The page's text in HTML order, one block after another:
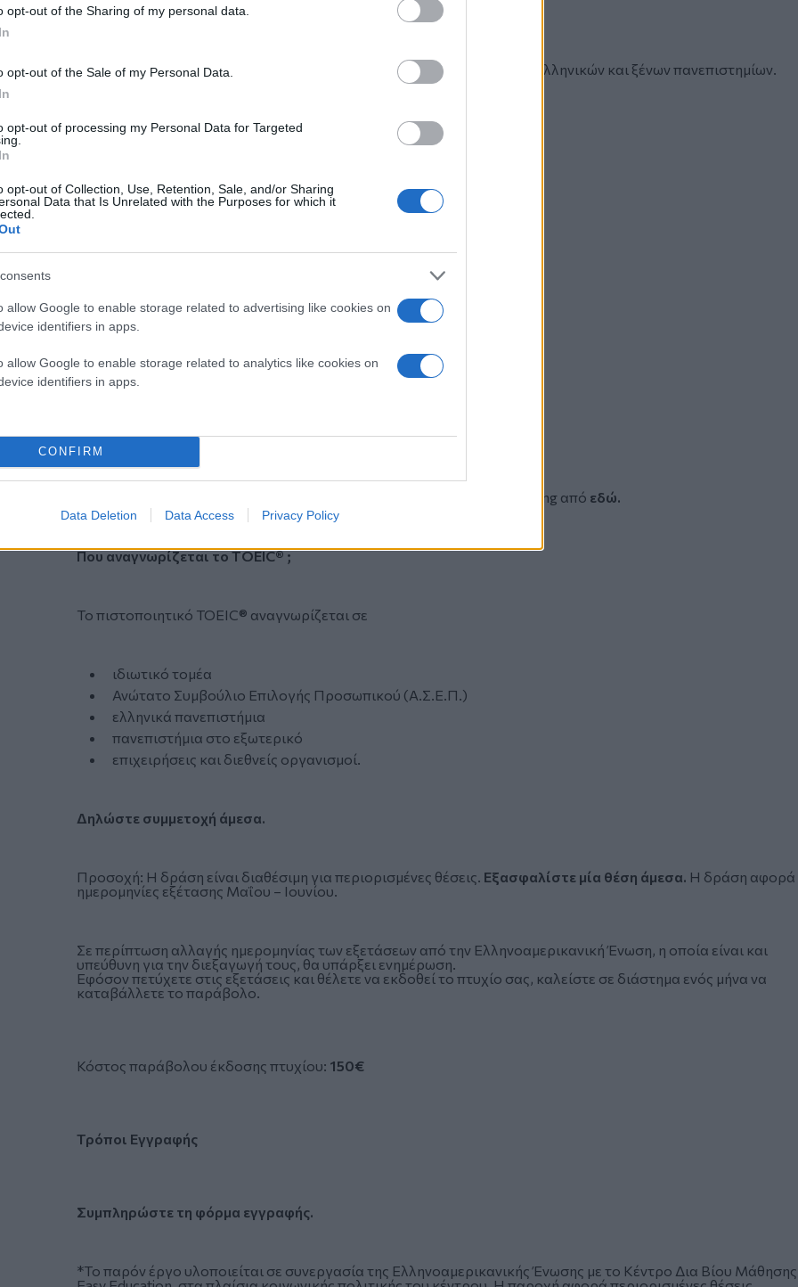
opt-out of the Sharing of my personal data.
opt-out of the Sale of my Personal Data.
opt-out of processing my Personal Data for Targeted
opt-out of Collection, Use, Retention, Sale, and/or Sharing
Data that Is Unrelated with the Purposes for which it
allow Google to enable storage related to advertising like cookies on
identifiers in apps.
allow Google to enable storage related to analytics like cookies on
identifiers in apps.
CONFIRM
Data Deletion Data Access Privacy Policy
*ΔΩΡΕΑΝ παροχές προετοιμασίας συμμετοχής στις εξετάσεις:
1. Πρόσβαση σε ειδικευμένη πλατφόρμα τηλεκατάρτισης σε πρότυπα ελληνικών και ξένων πανεπιστημίων.
2. Παροχή εκπαιδευτικού υλικού (past papers).
Μάθετε για τη Δομή και το περιεχόμενο του TOEIC® Listening and Reading από εδώ.
Που αναγνωρίζεται το TOEIC® ;
Το πιστοποιητικό TOEIC® αναγνωρίζεται σε
ιδιωτικό τομέα
Ανώτατο Συμβούλιο Επιλογής Προσωπικού (Α.Σ.Ε.Π.)
ελληνικά πανεπιστήμια
πανεπιστήμια στο εξωτερικό
επιχειρήσεις και διεθνείς οργανισμοί.
Δηλώστε συμμετοχή άμεσα.
Προσοχή: Η δράση είναι διαθέσιμη για περιορισμένες θέσεις. Εξασφαλίστε μία θέση άμεσα. Η δράση αφορά
ημερομηνίες εξέτασης Μαΐου – Ιουνίου.
Σε περίπτωση αλλαγής ημερομηνίας των εξετάσεων από την Ελληνοαμερικανική Ένωση, η οποία είναι και
υπεύθυνη για την διεξαγωγή τους, θα υπάρξει ενημέρωση.
Εφόσον πετύχετε στις εξετάσεις και θέλετε να εκδοθεί το πτυχίο σας, καλείστε σε διάστημα ενός μήνα να
καταβάλλετε το παράβολο.
Κόστος παράβολου έκδοσης πτυχίου: 150€
Τρόποι Εγγραφής
Συμπληρώστε τη φόρμα εγγραφής.
*Το παρόν έργο υλοποιείται σε συνεργασία της Ελληνοαμερικανικής Ένωσης με το Κέντρο Δια Βίου Μάθησης